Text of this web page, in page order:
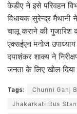
केडीए ने इसे परिवहन
विधायक सुरेन्द्र
चालू कराने की
एक्सईएन मनोज
दयाशंकर शाक्य ने
जनता के लिए खोल दिया
Tags:
Chunni Ganj
Jhakarkati Bus